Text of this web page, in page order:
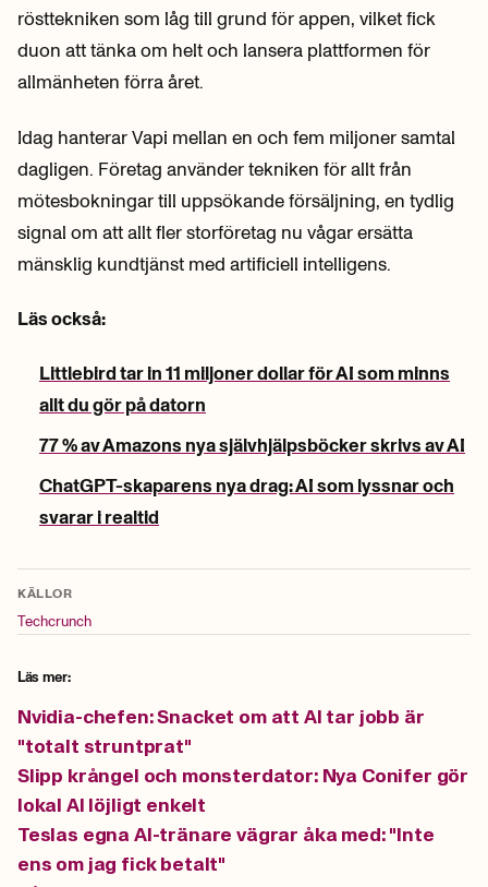
rösttekniken som låg till grund för appen, vilket fick
duon att tänka om helt och lansera plattformen för
allmänheten förra året.
Idag hanterar Vapi mellan en och fem miljoner samtal
dagligen. Företag använder tekniken för allt från
mötesbokningar till uppsökande försäljning, en tydlig
signal om att allt fler storföretag nu vågar ersätta
mänsklig kundtjänst med artificiell intelligens.
Läs också:
Littlebird tar in 11 miljoner dollar för AI som minns
allt du gör på datorn
77 % av Amazons nya självhjälpsböcker skrivs av AI
ChatGPT-skaparens nya drag: AI som lyssnar och
svarar i realtid
KÄLLOR
Techcrunch
Läs mer:
Nvidia-chefen: Snacket om att AI tar jobb är
"totalt struntprat"
Slipp krångel och monsterdator: Nya Conifer gör
lokal AI löjligt enkelt
Teslas egna AI-tränare vägrar åka med: "Inte
ens om jag fick betalt"